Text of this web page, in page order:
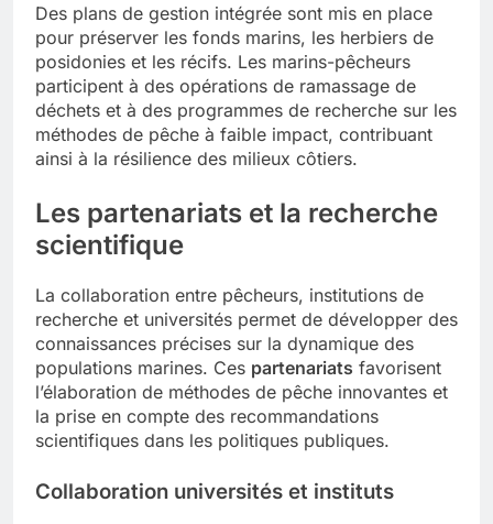
Des plans de gestion intégrée sont mis en place
pour préserver les fonds marins, les herbiers de
posidonies et les récifs. Les marins-pêcheurs
participent à des opérations de ramassage de
déchets et à des programmes de recherche sur les
méthodes de pêche à faible impact, contribuant
ainsi à la résilience des milieux côtiers.
Les partenariats et la recherche
scientifique
La collaboration entre pêcheurs, institutions de
recherche et universités permet de développer des
connaissances précises sur la dynamique des
populations marines. Ces partenariats favorisent
l’élaboration de méthodes de pêche innovantes et
la prise en compte des recommandations
scientifiques dans les politiques publiques.
Collaboration universités et instituts